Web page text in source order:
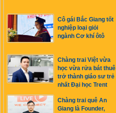
Cô gái Bắc Giang tốt
nghiệp loại giỏi
ngành Cơ khí ôtô
Chàng trai Việt vừa
học vừa rửa bát thuê
trở thành giáo sư trẻ
nhất Đại học Trent
Chàng trai quê An
Giang là Founder,